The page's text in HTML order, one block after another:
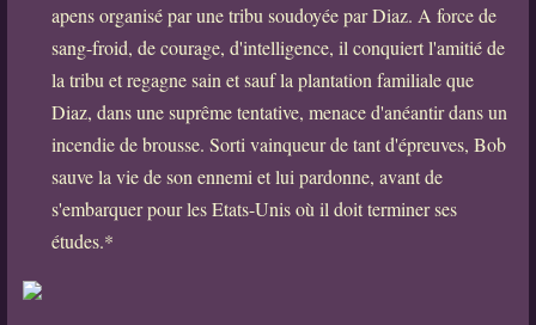
apens organisé par une tribu soudoyée par Diaz. A force de
sang-froid, de courage, d'intelligence, il conquiert l'amitié de
la tribu et regagne sain et sauf la plantation familiale que
Diaz, dans une suprême tentative, menace d'anéantir dans un
incendie de brousse. Sorti vainqueur de tant d'épreuves, Bob
sauve la vie de son ennemi et lui pardonne, avant de
s'embarquer pour les Etats-Unis où il doit terminer ses
études.*